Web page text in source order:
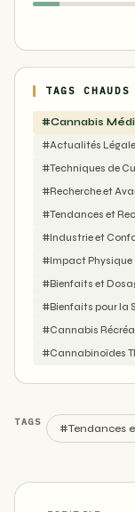
TAGS CHAUDS
#Cannabis
#Actualités
#Techniques de
#Recherche et
#Tendances et
#Industrie et
#Impact Physique
#Bienfaits et
#Bienfaits pour la
#Cannabis
#Cannabinoïdes
TAGS
#Tendances